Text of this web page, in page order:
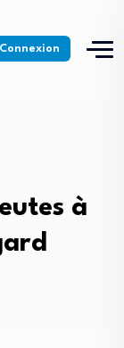
Connexion
à